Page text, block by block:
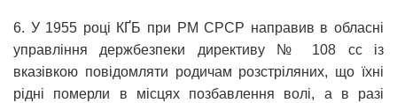
6. У 1955 році КҐБ при РМ СРСР направив в обласні
управління держбезпеки директиву № 108 сс із
вказівкою повідомляти родичам розстріляних, що їхні
рідні померли в місцях позбавлення волі, а в разі